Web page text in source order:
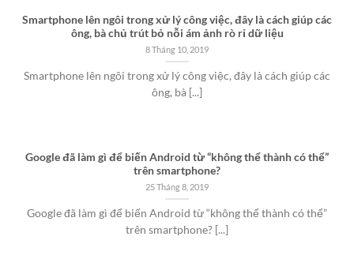
Smartphone lên ngôi trong xử lý công việc, đây là cách giúp các
ông, bà chủ trút bỏ nỗi ám ảnh rò rỉ dữ liệu
8 Tháng 10, 2019
Smartphone lên ngôi trong xử lý công việc, đây là cách giúp các
ông, bà [...]
Google đã làm gì để biến Android từ “không thể thành có thể”
trên smartphone?
25 Tháng 8, 2019
Google đã làm gì để biến Android từ “không thể thành có thể”
trên smartphone? [...]